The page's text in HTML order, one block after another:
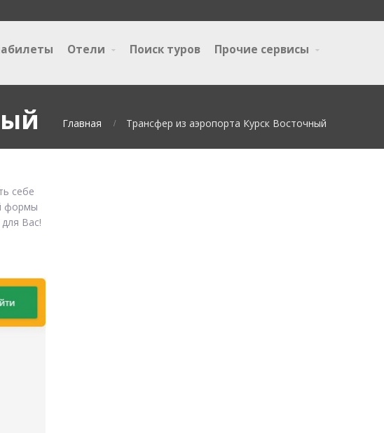
Отели Поиск туров Прочие сервисы
Главная Трансфер из аэропорта Курск Восточный
себе
формы
Вас!